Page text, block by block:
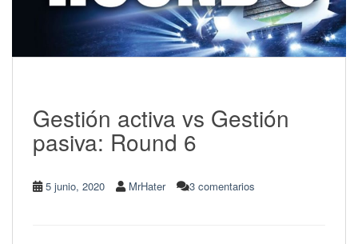
Gestión activa vs Gestión
pasiva: Round 6
5 junio, 2020 MrHater 3 comentarios